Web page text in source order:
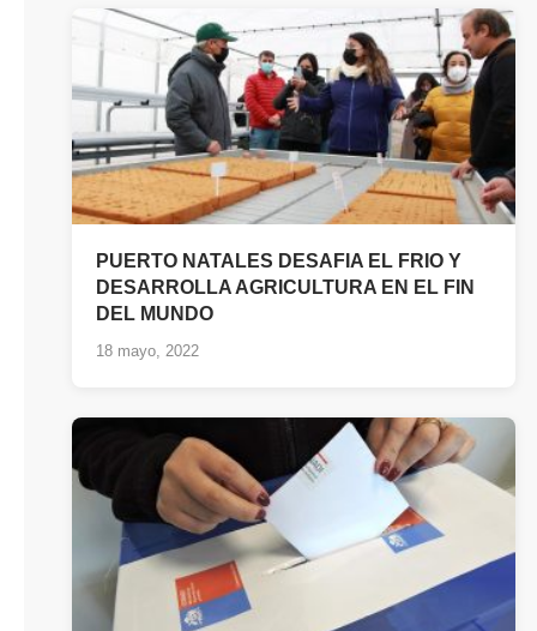
PUERTO NATALES DESAFIA EL FRIO Y
DESARROLLA AGRICULTURA EN EL FIN
DEL MUNDO
18 mayo, 2022